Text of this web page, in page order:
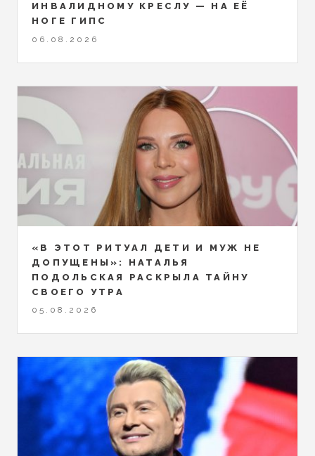
ИНВАЛИДНОМУ КРЕСЛУ — НА ЕЁ
НОГЕ ГИПС
06.08.2026
«В ЭТОТ РИТУАЛ ДЕТИ И МУЖ НЕ
ДОПУЩЕНЫ»: НАТАЛЬЯ
ПОДОЛЬСКАЯ РАСКРЫЛА ТАЙНУ
СВОЕГО УТРА
05.08.2026